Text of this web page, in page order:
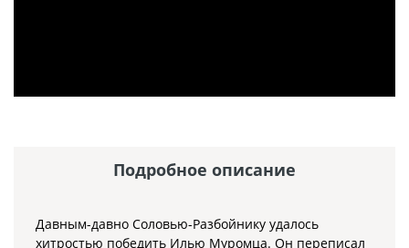
Подробное описание
Давным-давно Соловью-Разбойнику удалось
хитростью победить Илью Муромца. Он переписал